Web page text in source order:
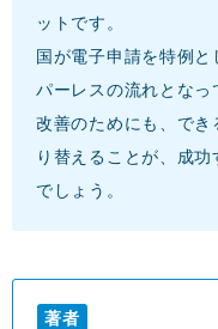
ットです。
国が電子申請を特例
パーレスの流れとな
改善のためにも、で
り替えることが、成
でしょう。
著者